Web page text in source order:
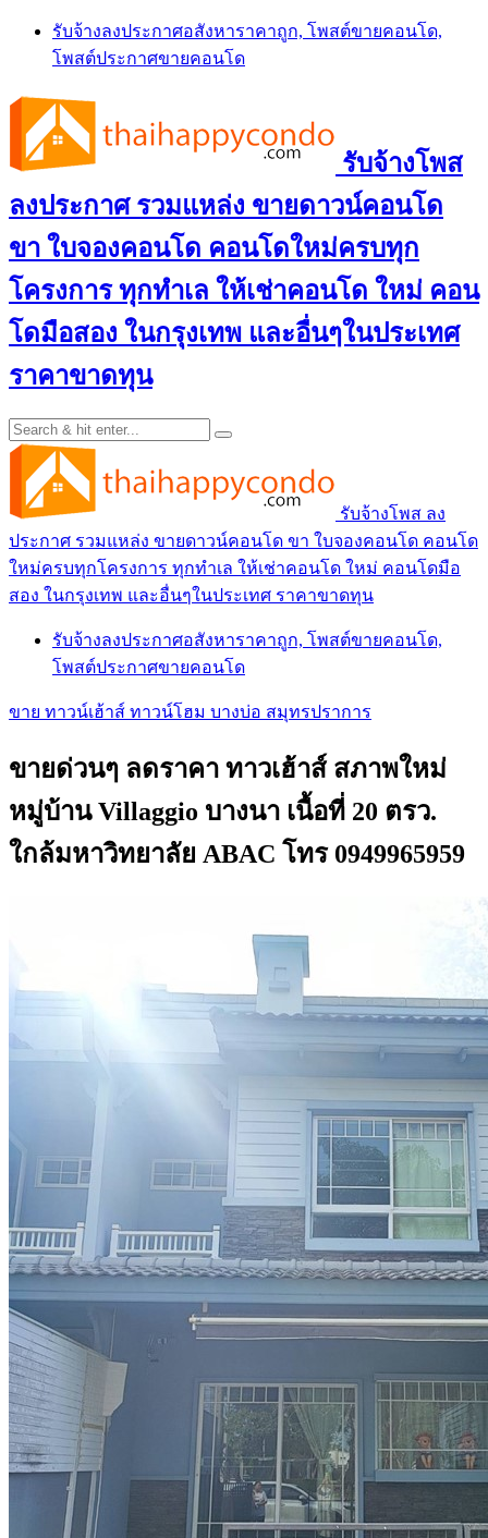
Skip
content
รับจ้างลงประกาศอสังหาราคาถูก, โพสต์ขายคอนโด,
โพสต์ประกาศขายคอนโด
รับจ้างโพส
ลงประกาศ รวมแหล่ง ขายดาวน์คอนโด
ขา ใบจองคอนโด คอนโดใหม่ครบทุก
โครงการ ทุกทำเล ให้เช่าคอนโด ใหม่ คอน
โดมือสอง ในกรุงเทพ และอื่นๆในประเทศ
ราคาขาดทุน
รับจ้างโพส ลง
ประกาศ รวมแหล่ง ขายดาวน์คอนโด ขา ใบจองคอนโด คอนโด
ใหม่ครบทุกโครงการ ทุกทำเล ให้เช่าคอนโด ใหม่ คอนโดมือ
สอง ในกรุงเทพ และอื่นๆในประเทศ ราคาขาดทุน
รับจ้างลงประกาศอสังหาราคาถูก, โพสต์ขายคอนโด,
โพสต์ประกาศขายคอนโด
ขาย ทาวน์เฮ้าส์ ทาวน์โฮม บางบ่อ สมุทรปราการ
ขายด่วนๆ ลดราคา ทาวเฮ้าส์ สภาพใหม่
หมู่บ้าน Villaggio บางนา เนื้อที่ 20 ตรว.
ใกล้มหาวิทยาลัย ABAC โทร 0949965959